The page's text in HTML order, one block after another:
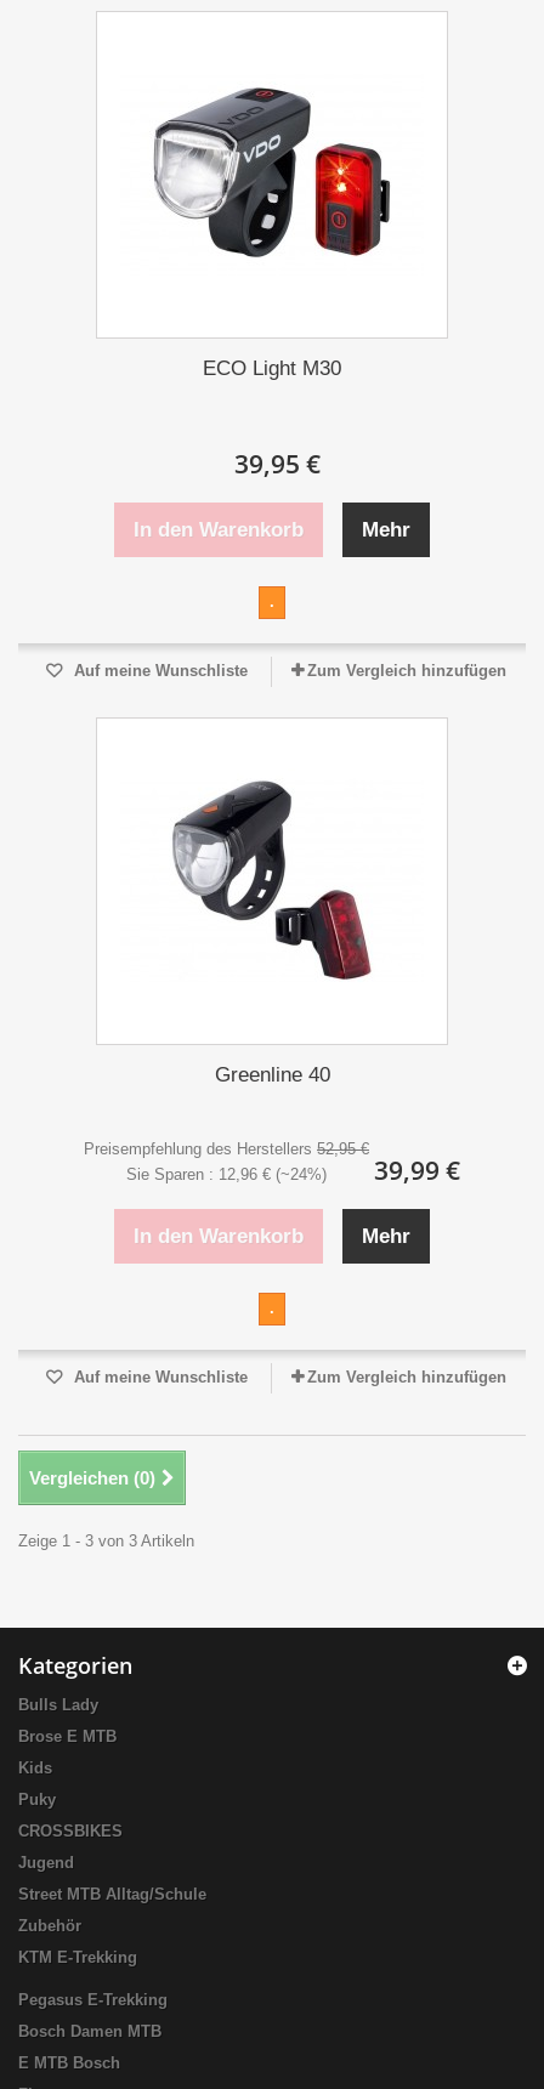
ECO Light M30
39,95 €
In den Warenkorb Mehr
.
Auf meine Wunschliste Zum Vergleich hinzufügen
Greenline 40
Preisempfehlung des Herstellers 52,95 €
Sie Sparen : 12,96 € (~24%)
39,99 €
In den Warenkorb Mehr
.
Auf meine Wunschliste Zum Vergleich hinzufügen
Vergleichen (0)
Zeige 1 - 3 von 3 Artikeln
Kategorien
Bulls Lady
Brose E MTB
Kids
Puky
CROSSBIKES
Jugend
Street MTB Alltag/Schule
Zubehör
KTM E-Trekking
Pegasus E-Trekking
Bosch Damen MTB
E MTB Bosch